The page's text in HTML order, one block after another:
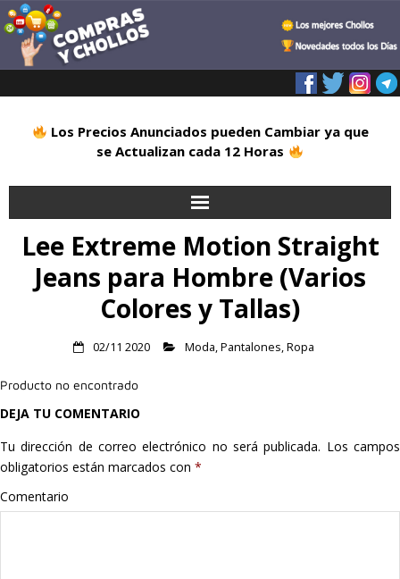
Los Precios Anunciados pueden Cambiar ya que
se Actualizan cada 12 Horas
Inicio
Alimentación
Hogar
Informática
Listas
Lee Extreme Motion Straight
Jeans para Hombre (Varios
Colores y Tallas)
02/11 2020 Moda,Pantalones,Ropa
Producto no encontrado
DEJA TU COMENTARIO
Tu dirección de correo electrónico no será publicada. Los campos
obligatorios están marcados con *
Comentario